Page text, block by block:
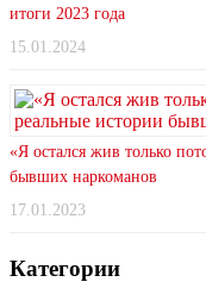
итоги 2023 года
15.01.2024
«Я остался жив только
бывших наркоманов
17.01.2023
Категории